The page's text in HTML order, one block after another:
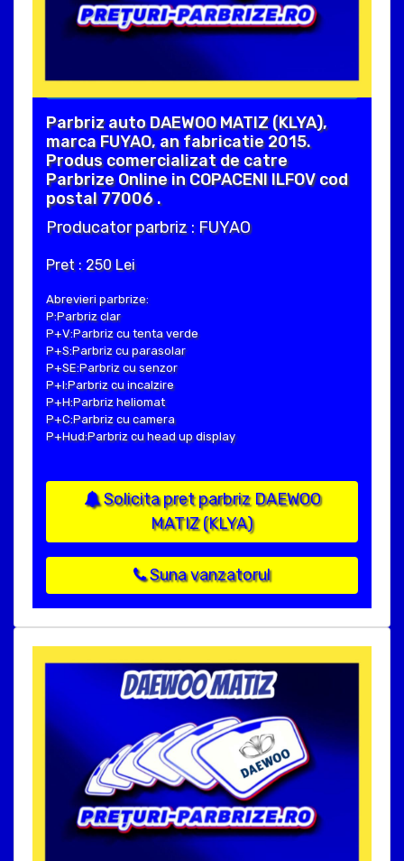
Parbriz auto DAEWOO MATIZ (KLYA),
marca FUYAO, an fabricatie 2015.
Produs comercializat de catre
Parbrize Online in COPACENI ILFOV cod
postal 77006 .
Producator parbriz : FUYAO
Pret : 250 Lei
Abrevieri parbrize:
P:Parbriz clar
P+V:Parbriz cu tenta verde
P+S:Parbriz cu parasolar
P+SE:Parbriz cu senzor
P+I:Parbriz cu incalzire
P+H:Parbriz heliomat
P+C:Parbriz cu camera
P+Hud:Parbriz cu head up display
Solicita pret parbriz DAEWOO
MATIZ (KLYA)
Suna vanzatorul